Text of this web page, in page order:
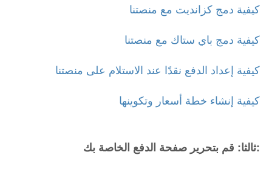
كيفية دمج كزانديت مع منصتنا
كيفية دمج باي ستاك مع منصتنا
كيفية إعداد الدفع نقدًا عند الاستلام على منصتنا
كيفية إنشاء خطة أسعار وتكوينها
ثالثا: قم بتحرير صفحة الدفع الخاصة بك: